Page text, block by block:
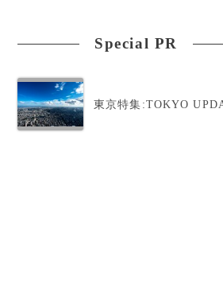
Special PR
東京特集:TOKYO